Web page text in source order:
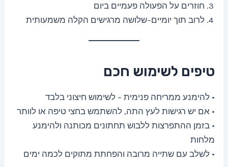
חוזרים על הפעולה פעמיים ביום
לרוב תוך יומיים–שלושה מרגישים הקלה משמעותית
טיפים לשימוש חכם
• להימנע ממריחה פנימית – לשימוש חיצוני בלבד
• אם יש רגישות לעץ התה, להשתמש בחצי טיפה או לוותר
• בזמן ההתפרצות ללבוש תחתונים מכותנה ולהימנע
מלחות
• לשלב עם שתייה מרובה והפחתת מתוקים לכמה ימים